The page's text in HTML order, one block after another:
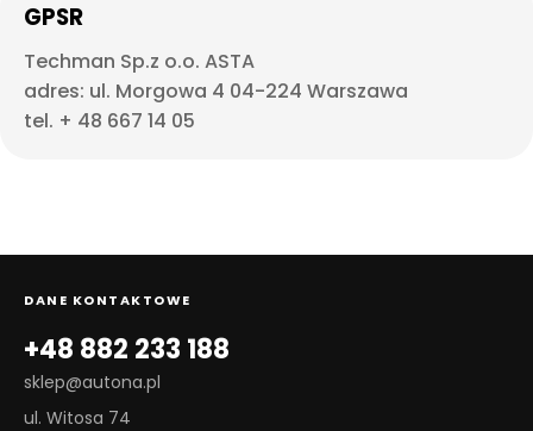
GPSR
Techman Sp.z o.o. ASTA
adres: ul. Morgowa 4 04-224 Warszawa
tel. + 48 667 14 05
DANE KONTAKTOWE
+48 882 233 188
sklep@autona.pl
ul. Witosa 74